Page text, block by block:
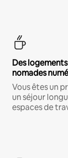
Des
nomades
Vous êtes un
un séjour
espaces de